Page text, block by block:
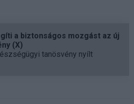
a biztonságos mozgást az új
(X)
tanösvény nyílt